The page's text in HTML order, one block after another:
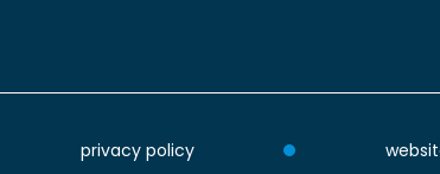
privacy policy